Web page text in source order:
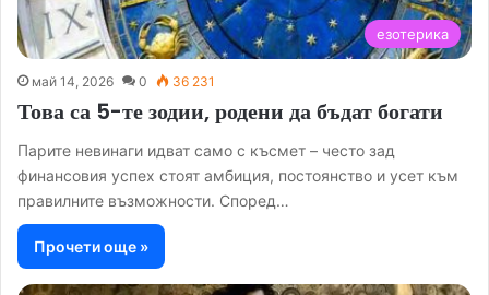
езотерика
май 14, 2026 0 36 231
Това са 5-те зодии, родени да бъдат богати
Парите невинаги идват само с късмет – често зад
финансовия успех стоят амбиция, постоянство и усет към
правилните възможности. Според…
Прочети още »